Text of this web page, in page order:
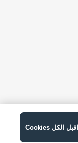
اقبل الكل Cookies